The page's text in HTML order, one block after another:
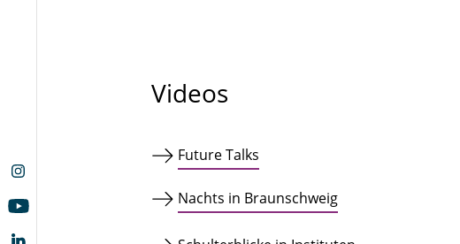
Videos
Future Talks
Nachts in Braunschweig